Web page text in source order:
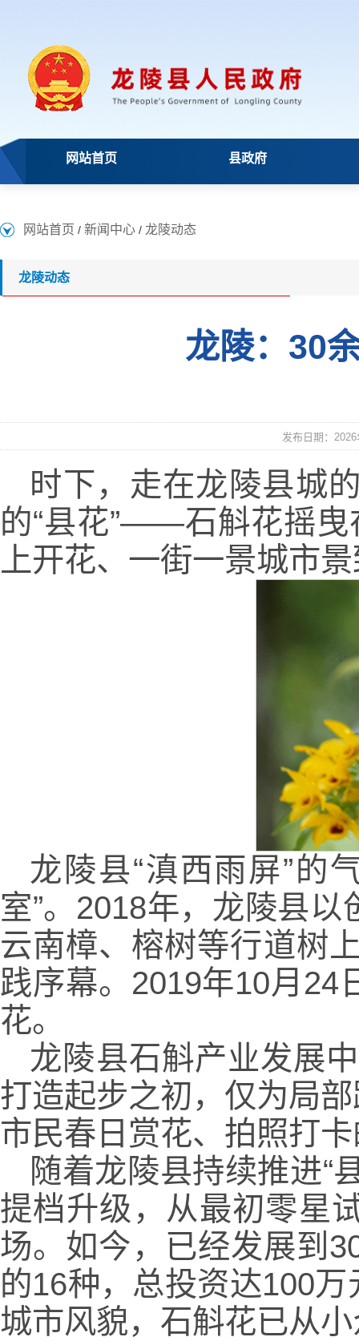
网站首页 县政府
网站首页 / 新闻中心 / 龙陵动态
龙陵动态
龙陵：30
发布日期：
时下，走在龙陵县城
的“县花”——石斛花摇
上开花、一街一景城市
龙陵县“滇西雨屏”的
室”。2018年，龙陵县
云南樟、榕树等行道树
践序幕。2019年10月24
花。
龙陵县石斛产业发展中
打造起步之初，仅为局
市民春日赏花、拍照打
随着龙陵县持续推进“
提档升级，从最初零星
场。如今，已经发展到
的16种，总投资达100
城市风貌，石斛花已从